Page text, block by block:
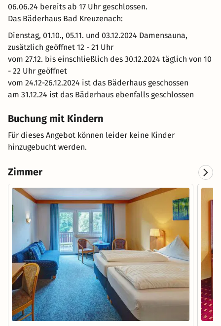
06.06.24 bereits ab 17 Uhr geschlossen.
Das Bäderhaus Bad Kreuzenach:
Dienstag, 01.10., 05.11. und 03.12.2024 Damensauna,
zusätzlich geöffnet 12 - 21 Uhr
vom 27.12. bis einschließlich des 30.12.2024 täglich von 10
- 22 Uhr geöffnet
vom 24.12-26.12.2024 ist das Bäderhaus geschossen
am 31.12.24 ist das Bäderhaus ebenfalls geschlossen
Buchung mit Kindern
Für dieses Angebot können leider keine Kinder
hinzugebucht werden.
Zimmer